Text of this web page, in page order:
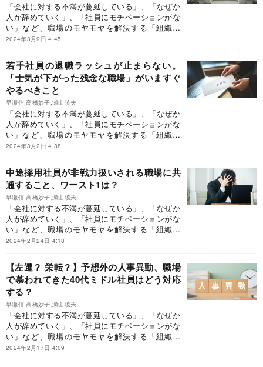
「会社に対する不満が蔓延している」、「なぜか
人が辞めていく」、「社員にモチベーションがな
い」など、職場のモヤモヤを解決する「組織開
発」のはじめ方を紹介します。
2024年3月9日 4:45
若手社員の退職ラッシュが止まらない。
「士気が下がった残念な職場」がいますぐ
やるべきこと
早瀬信,高橋妙子,瀬山暁夫
「会社に対する不満が蔓延している」、「なぜか
人が辞めていく」、「社員にモチベーションがな
い」など、職場のモヤモヤを解決する「組織開
発」のはじめ方を紹介します。
2024年3月2日 4:38
中途採用社員が非戦力扱いされる職場に共
通すること、ワースト1は？
早瀬信,高橋妙子,瀬山暁夫
「会社に対する不満が蔓延している」、「なぜか
人が辞めていく」、「社員にモチベーションがな
い」など、職場のモヤモヤを解決する「組織開
発」のはじめ方を紹介します。
2024年2月24日 4:18
【左遷？ 栄転？】予想外の人事異動、職場
で慕われてきた40代ミドル社員はどう対応
する？
早瀬信,高橋妙子,瀬山暁夫
「会社に対する不満が蔓延している」、「なぜか
人が辞めていく」、「社員にモチベーションがな
い」など、職場のモヤモヤを解決する「組織開
発」のはじめ方を紹介します。
2024年2月17日 4:09